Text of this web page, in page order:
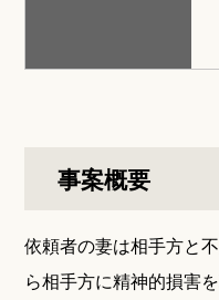
事案概要
依頼者の妻は相手方と
ら相手方に精神的損害